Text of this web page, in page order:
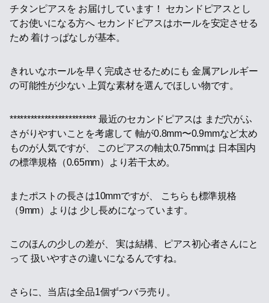
チタンピアスを お届けしています！ セカンドピアスとし
てお使いになる方へ セカンドピアスはホールを安定させる
ため 着けっぱなしが基本。
きれいなホールを早く完成させるためにも 金属アレルギー
の可能性が少ない 上質な素材を選んでほしい物です。
************************* 最近のセカンドピアスは まだ穴がふ
さがりやすいことを考慮して 軸が0.8mm〜0.9mmなど太め
ものが人気ですが、 このピアスの軸太0.75mmは 日本国内
の標準規格（0.65mm）より若干太め。
またポストの長さは10mmですが、 こちらも標準規格
（9mm）よりは 少し長めになっています。
このほんの少しの差が、 実は結構、ピアス初心者さんにと
って 扱いやすさの違いになるんですね。
さらに、当店は全品1個ずつバラ売り。